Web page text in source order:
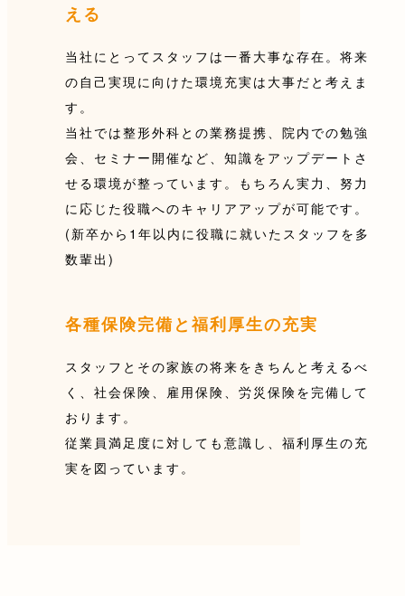
える
当社にとってスタッフは一番大事な存在。将来
の自己実現に向けた環境充実は大事だと考えま
す。
当社では整形外科との業務提携、院内での勉強
会、セミナー開催など、知識をアップデートさ
せる環境が整っています。もちろん実力、努力
に応じた役職へのキャリアアップが可能です。
(新卒から1年以内に役職に就いたスタッフを多
数輩出)
各種保険完備と福利厚生の充実
スタッフとその家族の将来をきちんと考えるべ
く、社会保険、雇用保険、労災保険を完備して
おります。
従業員満足度に対しても意識し、福利厚生の充
実を図っています。